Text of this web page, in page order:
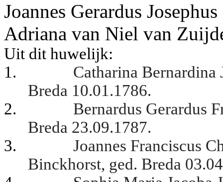
Joannes Gerardus
Adriana van Niel van
Uit dit huwelijk:
1.
Catharina Bernardina
Breda 10.01.1786.
2.
Bernardus Gerardus
Breda 23.09.1787.
3.
Joannes Franciscus
Binckhorst, ged. Breda